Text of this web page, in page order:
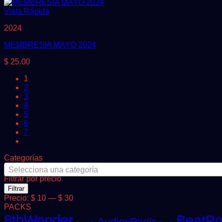
Vista Rápida
2024
MEMBRESIA MAYO 2024
$ 25.00
1
2
3
4
5
6
7
Categorías
Selecciona una categoría
Filtrar por precio
Precio
mínimo
Precio
máximo
Filtrar
Precio: $ 10 — $ 30
PACKS